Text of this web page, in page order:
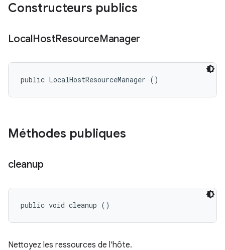
Constructeurs publics
LocalHostResourceManager
public LocalHostResourceManager ()
Méthodes publiques
cleanup
public void cleanup ()
Nettoyez les ressources de l'hôte.